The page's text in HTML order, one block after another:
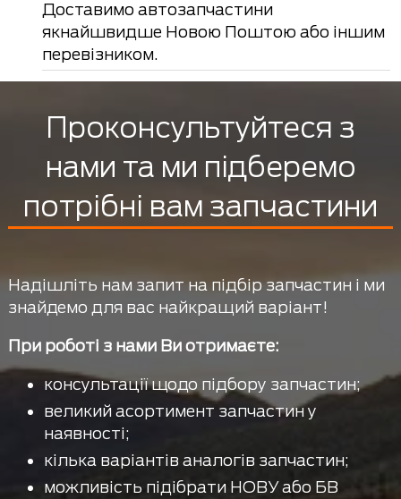
Доставимо автозапчастини
якнайшвидше Новою Поштою або іншим
перевізником.
Проконсультуйтеся з
нами та ми підберемо
потрібні вам запчастини
Надішліть нам запит на підбір запчастин і ми
знайдемо для вас найкращий варіант!
При роботі з нами Ви отримаєте:
консультації щодо підбору запчастин;
великий асортимент запчастин у
наявності;
кілька варіантів аналогів запчастин;
можливість підібрати НОВУ або БВ